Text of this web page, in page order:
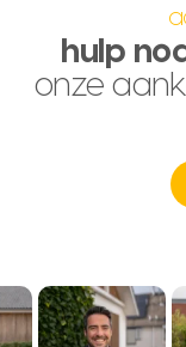
hulp
onze